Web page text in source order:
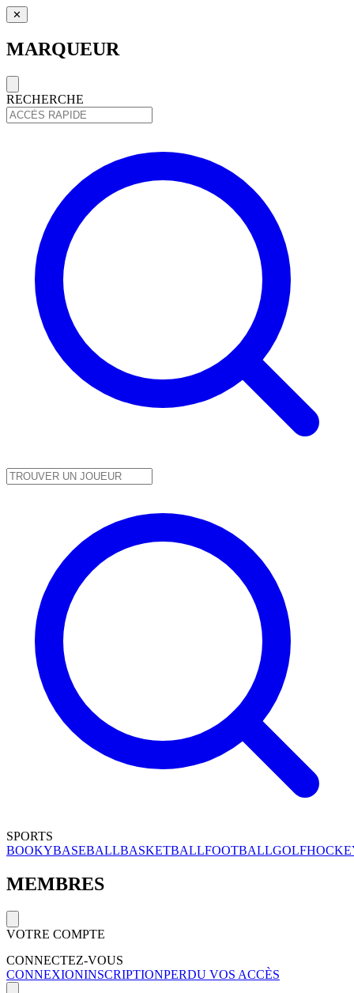
✕
MARQUEUR
RECHERCHE
SPORTS
BOOKYBASEBALLBASKETBALLFOOTBALLGOLF
MEMBRES
VOTRE COMPTE
CONNECTEZ-VOUS
CONNEXIONINSCRIPTIONPERDU VOS ACCÈS